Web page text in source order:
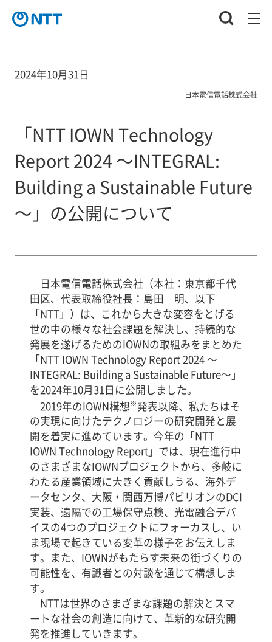
2024年10月31日
日本電信電話株式会社
「NTT IOWN Technology
Report 2024 ～INTEGRAL:
Building a Sustainable Future
～」の公開について
日本電信電話株式会社（本社：東京都千代
田区、代表取締役社長：島田 明、以下
「NTT」）は、これから大きな変容をとげる
世の中の様々な社会課題を解決し、持続的な
発展を遂げるためのIOWNの取組みをまとめた
「NTT IOWN Technology Report 2024 ～
INTEGRAL: Building a Sustainable Future～」
を2024年10月31日に公開しました。
2019年のIOWN構想※発表以降、私たちはそ
の実現に向けたテクノロジーの研究開発と展
開を着実に進めています。今年の「NTT
IOWN Technology Report」では、現在進行中
のさまざまなIOWNプロジェクトから、多岐に
わたる産業領域に大きく貢献しうる、海外デ
ータセンタ、大阪・関西万博パビリオンのDCI
実装、遠隔での工場保守点検、光電融合デバ
イスの4つのプロジェクトにフォーカスし、い
ま現場で起きている変革の様子をお伝えしま
す。また、IOWNがもたらす未来の街づくりの
可能性を、有識者との対談を通じて構想しま
す。
NTTは世界のさまざまな課題の解決とスマ
ートな社会の創造に向けて、革新的な研究開
発を推進していきます。